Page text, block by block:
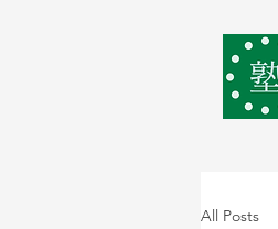
All Posts